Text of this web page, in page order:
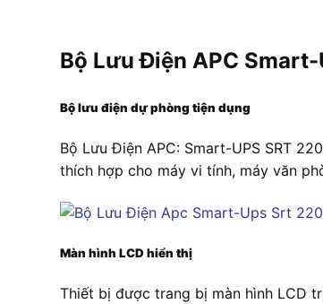
Bộ Lưu Điện APC
Bộ lưu điện dự phòng tiện dụng
Bộ Lưu Điện APC: Smart-UPS SRT
thích hợp cho máy vi tính, máy văn
Màn hình LCD hiển thị
Thiết bị được trang bị màn hình LCD